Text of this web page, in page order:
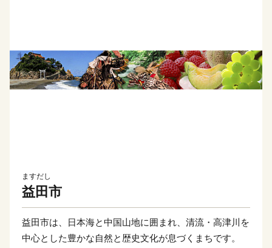
ますだし
益田市
益田市は、日本海と中国山地に囲まれ、清流・高津川を
中心とした豊かな自然と歴史文化が息づくまちです。